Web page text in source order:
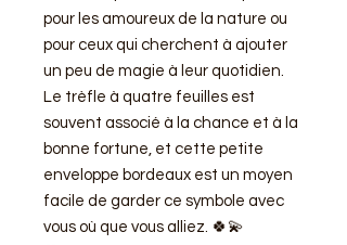
pour les amoureux de la nature ou
pour ceux qui cherchent à ajouter
un peu de magie à leur quotidien.
Le trèfle à quatre feuilles est
souvent associé à la chance et à la
bonne fortune, et cette petite
enveloppe bordeaux est un moyen
facile de garder ce symbole avec
vous où que vous alliez. 🍀💫